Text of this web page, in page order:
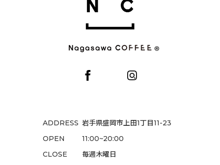
ADDRESS 岩手県盛岡市上田1丁目11-23
OPEN
11:00~20:00
CLOSE
毎週木曜日